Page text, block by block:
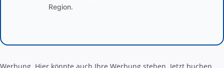
Region.